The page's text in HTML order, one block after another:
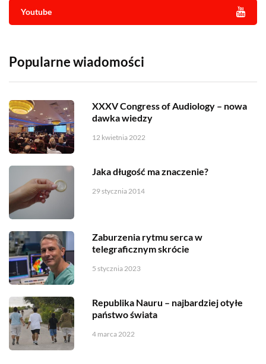
Youtube
Popularne wiadomości
XXXV Congress of Audiology – nowa
dawka wiedzy
12 kwietnia 2022
Jaka długość ma znaczenie?
29 stycznia 2014
Zaburzenia rytmu serca w
telegraficznym skrócie
5 stycznia 2023
Republika Nauru – najbardziej otyłe
państwo świata
4 marca 2022